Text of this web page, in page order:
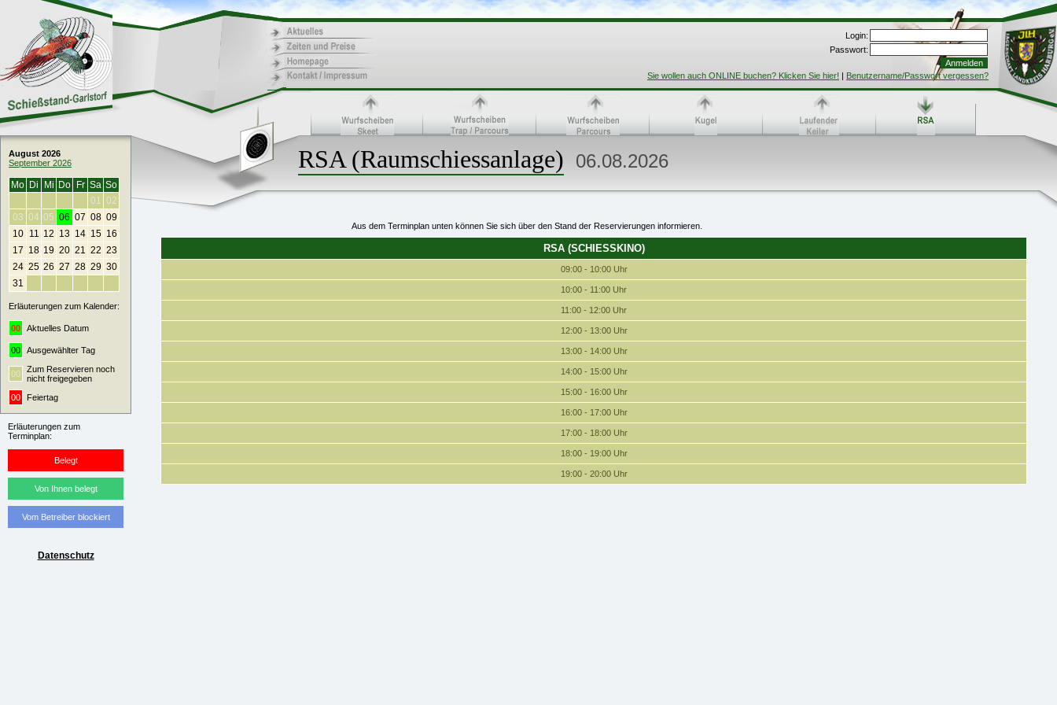
Login:
Passwort:
Sie wollen auch ONLINE buchen? Klicken Sie hier! | Benutzername/Passwort vergessen?
August 2026
September 2026
Mo Di Mi Do Fr Sa So
01 02
03 04 05 06 07 08 09
10
11 12 13 14 15 16
17 18 19 20 21 22 23
24 25 26 27 28 29 30
31
Erläuterungen zum Kalender:
00 Aktuelles Datum
00 Ausgewählter Tag
00
Zum Reservieren noch
nicht freigegeben
00
Feiertag
Erläuterungen zum
Terminplan:
Belegt
Von Ihnen belegt
Vom Betreiber blockiert
Datenschutz
RSA (Raumschiessanlage) 06.08.2026
Aus dem Terminplan unten können Sie sich über den Stand der Reservierungen informieren.
RSA (SCHIESSKINO)
09:00 - 10:00 Uhr
10:00 - 11:00 Uhr
11:00 - 12:00 Uhr
12:00 - 13:00 Uhr
13:00 - 14:00 Uhr
14:00 - 15:00 Uhr
15:00 - 16:00 Uhr
16:00 - 17:00 Uhr
17:00 - 18:00 Uhr
18:00 - 19:00 Uhr
19:00 - 20:00 Uhr